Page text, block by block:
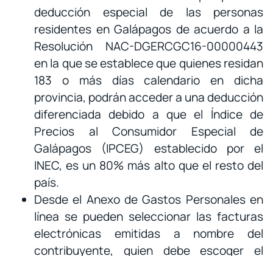
deducción especial de las personas
residentes en Galápagos de acuerdo a la
Resolución NAC-DGERCGC16-00000443
en la que se establece que quienes residan
183 o más días calendario en dicha
provincia, podrán acceder a una deducción
diferenciada debido a que el Índice de
Precios al Consumidor Especial de
Galápagos (IPCEG) establecido por el
INEC, es un 80% más alto que el resto del
país.
Desde el Anexo de Gastos Personales en
línea se pueden seleccionar las facturas
electrónicas emitidas a nombre del
contribuyente, quien debe escoger el